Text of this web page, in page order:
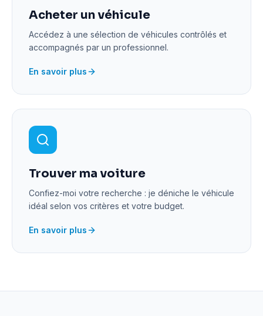
Acheter un véhicule
Accédez à une sélection de véhicules contrôlés et
accompagnés par un professionnel.
En savoir plus
Trouver ma voiture
Confiez-moi votre recherche : je déniche le véhicule
idéal selon vos critères et votre budget.
En savoir plus